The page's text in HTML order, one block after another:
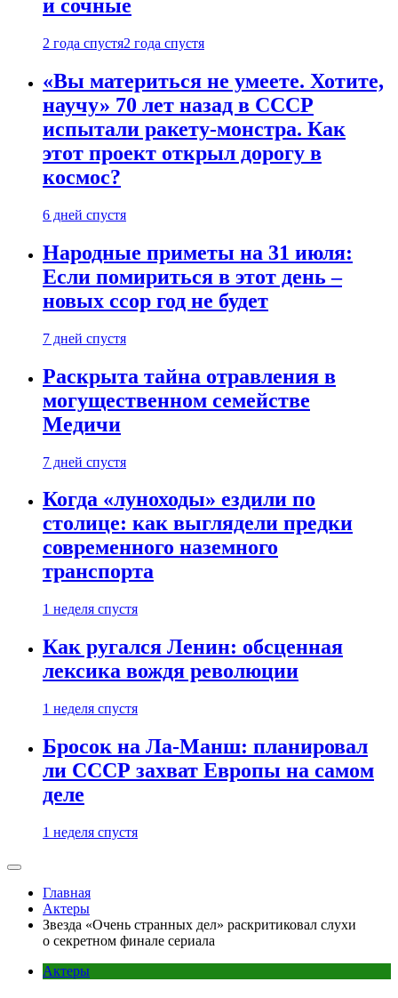
и сочные
2 года спустя2 года спустя
«Вы материться не умеете. Хотите,
научу» 70 лет назад в СССР
испытали ракету-монстра. Как
этот проект открыл дорогу в
космос?
6 дней спустя
Народные приметы на 31 июля:
Если помириться в этот день –
новых ссор год не будет
7 дней спустя
Раскрыта тайна отравления в
могущественном семействе
Медичи
7 дней спустя
Когда «луноходы» ездили по
столице: как выглядели предки
современного наземного
транспорта
1 неделя спустя
Как ругался Ленин: обсценная
лексика вождя революции
1 неделя спустя
Бросок на Ла-Манш: планировал
ли СССР захват Европы на самом
деле
1 неделя спустя
Главная
Актеры
Звезда «Очень странных дел» раскритиковал слухи
о секретном финале сериала
Актеры